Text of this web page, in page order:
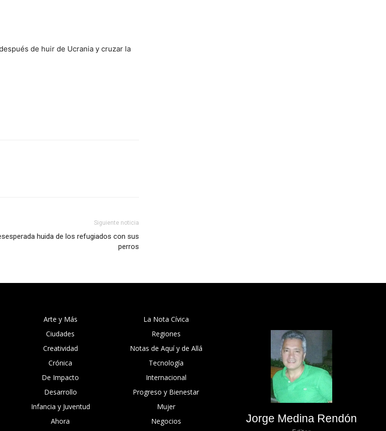
de huir de Ucrania y cruzar la
Siguiente noticia
huida de los refugiados con sus
perros
Arte y Más
Ciudades
Creatividad
Crónica
De Impacto
Desarrollo
Infancia y Juventud
Ahora
La Nota Cívica
Regiones
Notas de Aquí y de Allá
Tecnología
Internacional
Progreso y Bienestar
Mujer
Negocios
Jorge Medina Rendón